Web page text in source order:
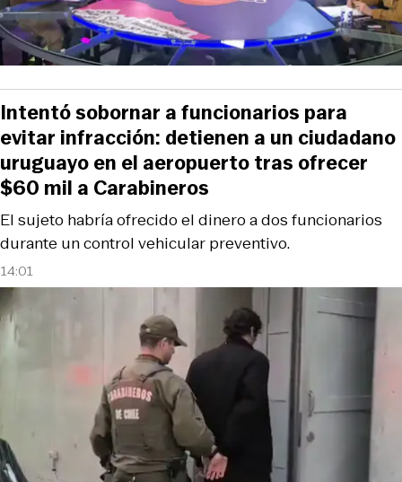
14:01
El sujeto habría ofrecido el dinero a dos funcionarios
durante un control vehicular preventivo.
Intentó sobornar a funcionarios para
evitar infracción: detienen a un ciudadano
uruguayo en el aeropuerto tras ofrecer
$60 mil a Carabineros